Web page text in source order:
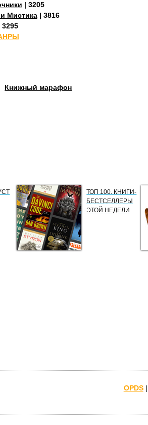
| 3205
Мистика| 3816
3295
Книжный марафон
ТОП 100. КНИГИ-
БЕСТСЕЛЛЕРЫ
ЭТОЙ НЕДЕЛИ
OPDS|